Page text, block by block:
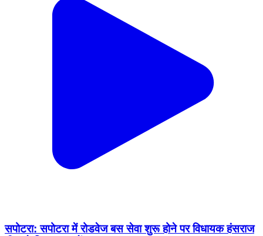
सपोटरा: सपोटरा में रोडवेज बस सेवा शुरू होने पर विधायक हंसराज